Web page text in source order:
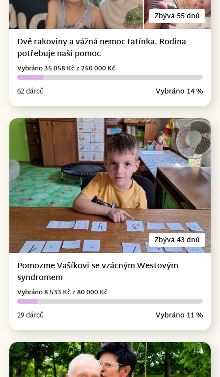
Zbývá 55 dnů
Dvě rakoviny a vážná nemoc tatínka. Rodina
potřebuje naši pomoc
62 dárců Vybráno 14 %
Vybráno 35 058 Kč z 250 000 Kč
Zbývá 43 dnů
Pomozme Vašíkovi se vzácným Westovým
syndromem
29 dárců Vybráno 11 %
Vybráno 8 533 Kč z 80 000 Kč